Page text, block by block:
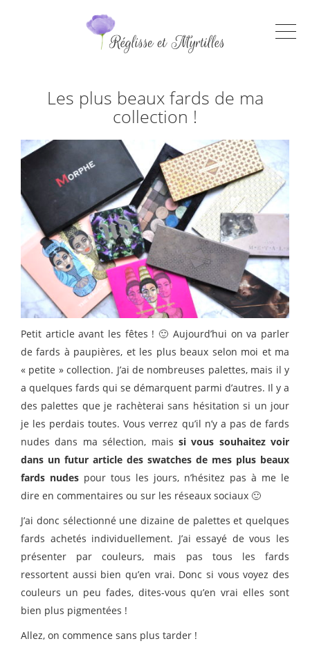
Les plus beaux fards de ma
collection !
Petit article avant les fêtes ! 🙂 Aujourd’hui on va parler
de fards à paupières, et les plus beaux selon moi et ma
« petite » collection. J’ai de nombreuses palettes, mais il y
a quelques fards qui se démarquent parmi d’autres. Il y a
des palettes que je rachèterai sans hésitation si un jour
je les perdais toutes. Vous verrez qu’il n’y a pas de fards
nudes dans ma sélection, mais si vous souhaitez voir
dans un futur article des swatches de mes plus beaux
fards nudes pour tous les jours, n’hésitez pas à me le
dire en commentaires ou sur les réseaux sociaux 🙂
J’ai donc sélectionné une dizaine de palettes et quelques
fards achetés individuellement. J’ai essayé de vous les
présenter par couleurs, mais pas tous les fards
ressortent aussi bien qu’en vrai. Donc si vous voyez des
couleurs un peu fades, dites-vous qu’en vrai elles sont
bien plus pigmentées !
Allez, on commence sans plus tarder !